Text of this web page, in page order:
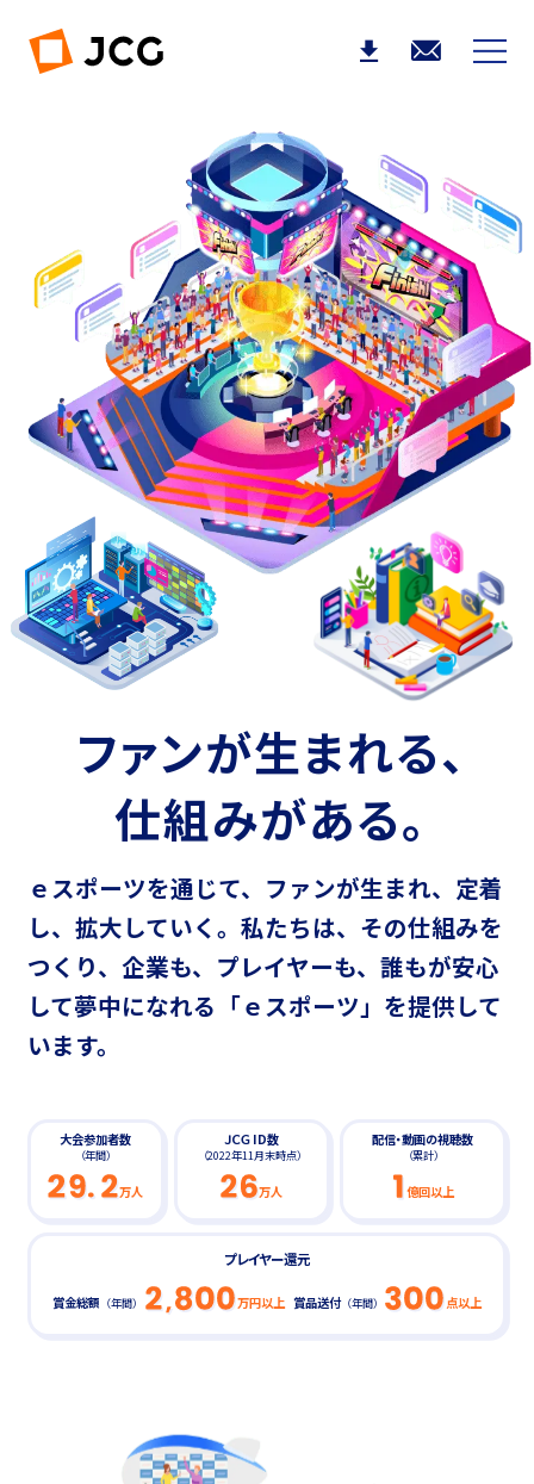
ファンが生まれる、
仕組みがある。
ｅスポーツを通じて、ファンが生まれ、定着
し、拡大していく。 私たちは、その仕組みを
つくり、企業も、プレイヤーも、 誰もが安心
して夢中になれる「ｅスポーツ」を提供して
います。
大会参加者数
（年間）
万人
ＪＣＧ ID数
（2022年11月末時点）
万人
配信・動画の視聴数
（累計）
億回以上
プレイヤー還元
賞金総額 （年間） 万円以上 賞品送付（年間） 点以上